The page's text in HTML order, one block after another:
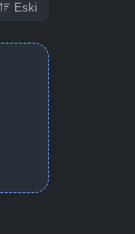
Eski